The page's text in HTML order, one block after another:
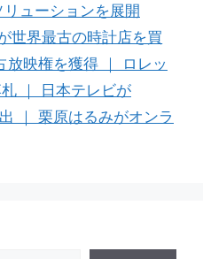
ューションを展開
世界最古の時計店を買
放映権を獲得 ｜ ロレッ
｜ 日本テレビが
｜ 栗原はるみがオンラ